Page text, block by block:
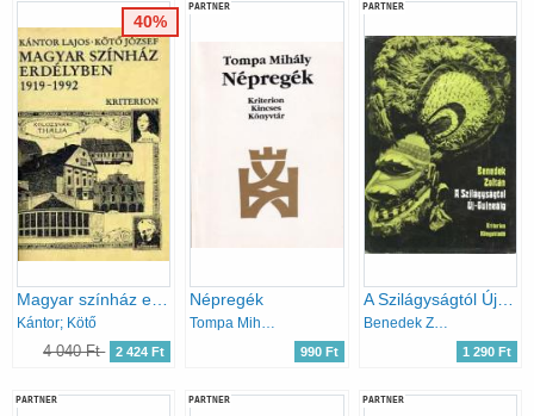
Magyar színház erdélyben 1919-1992
Kántor; Kötő
4 040 Ft 2 424 Ft
40%
PARTNER
Népregék
Tompa Mihály
990 Ft
PARTNER
A Szilágyságtól Új-Guineáig
Benedek Zoltán
1 290 Ft
PARTNER PARTNER PARTNER